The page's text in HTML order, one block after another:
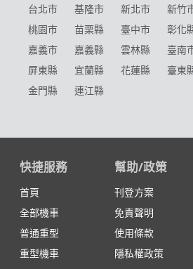
台北市 基隆市 新北市 新竹
桃園市
苗栗縣 臺中市 彰化
嘉義市
嘉義縣 雲林縣 臺南
屏東縣
宜蘭縣 花蓮縣 臺東
金門縣
連江縣
快捷服務
首頁
全部機車
普通重型
重型機車
幫助/政策
刊登方案
免責聲明
使用條款
隱私權政策